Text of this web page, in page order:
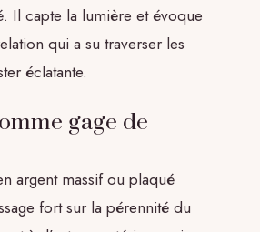
Il capte la lumière et évoque
qui a su traverser les
éclatante.
gage de
argent massif ou plaqué
fort sur la pérennité du